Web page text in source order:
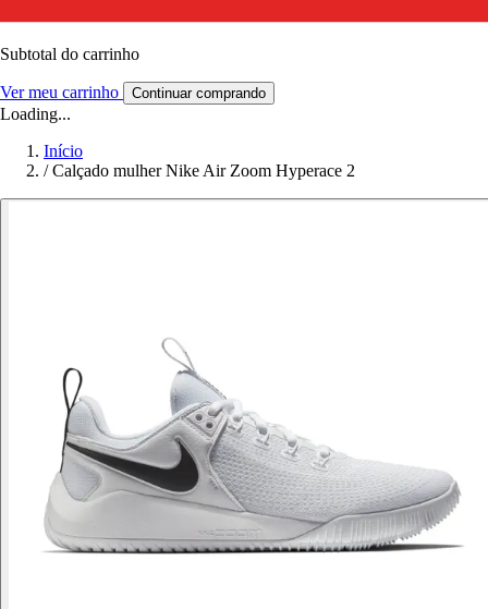
Subtotal do carrinho
Ver meu carrinho Continuar comprando
Loading...
Início
/ Calçado mulher Nike Air Zoom Hyperace 2